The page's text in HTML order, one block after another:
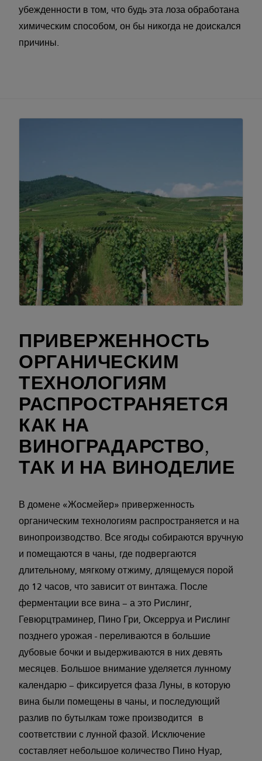
убежденности в том, что будь эта лоза обработана
химическим способом, он бы никогда не доискался
причины.
ПРИВЕРЖЕННОСТЬ
ОРГАНИЧЕСКИМ
ТЕХНОЛОГИЯМ
РАСПРОСТРАНЯЕТСЯ
КАК НА
ВИНОГРАДАРСТВО,
ТАК И НА ВИНОДЕЛИЕ
В домене «Жосмейер» приверженность
органическим технологиям распространяется и на
винопроизводство. Все ягоды собираются вручную
и помещаются в чаны, где подвергаются
длительному, мягкому отжиму, длящемуся порой
до 12 часов, что зависит от винтажа. После
ферментации все вина – а это Рислинг,
Гевюрцтраминер, Пино Гри, Оксерруа и Рислинг
позднего урожая - переливаются в большие
дубовые бочки и выдерживаются в них девять
месяцев. Большое внимание уделяется лунному
календарю – фиксируется фаза Луны, в которую
вина были помещены в чаны, и последующий
разлив по бутылкам тоже производится в
соответствии с лунной фазой. Исключение
составляет небольшое количество Пино Нуар,